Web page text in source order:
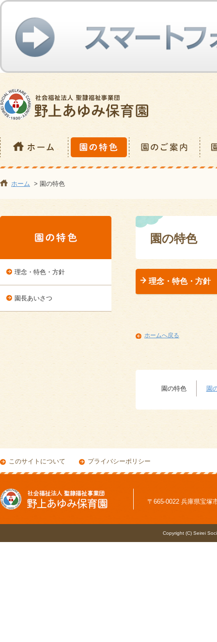
ホーム > 園の特色
園の特色
理念・特色・方針
理念・特色・方針
園長あいさつ
ホームへ戻る
園の特色 園
このサイトについて プライバシーポリシー
〒665-0022 兵庫県宝塚
Copyright (C) Seirei